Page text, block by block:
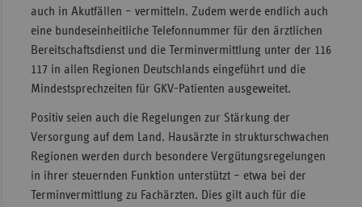
auch in Akutfällen – vermitteln. Zudem werde endlich auch
eine bundeseinheitliche Telefonnummer für den ärztlichen
Bereitschaftsdienst und die Terminvermittlung unter der 116
117 in allen Regionen Deutschlands eingeführt und die
Mindestsprechzeiten für GKV-Patienten ausgeweitet.
Positiv seien auch die Regelungen zur Stärkung der
Versorgung auf dem Land. Hausärzte in strukturschwachen
Regionen werden durch besondere Vergütungsregelungen
in ihrer steuernden Funktion unterstützt – etwa bei der
Terminvermittlung zu Fachärzten. Dies gilt auch für die